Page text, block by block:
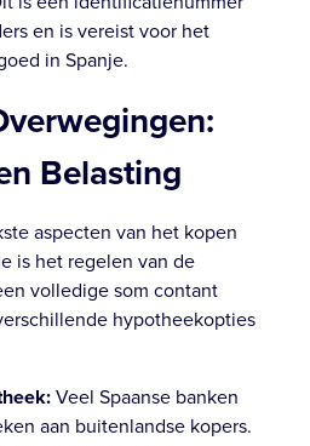
en is vereist voor het
in Spanje.
Belasting
aspecten van het kopen
is het regelen van de
volledige som contant
hypotheekopties
Veel Spaanse banken
aan buitenlandse kopers.